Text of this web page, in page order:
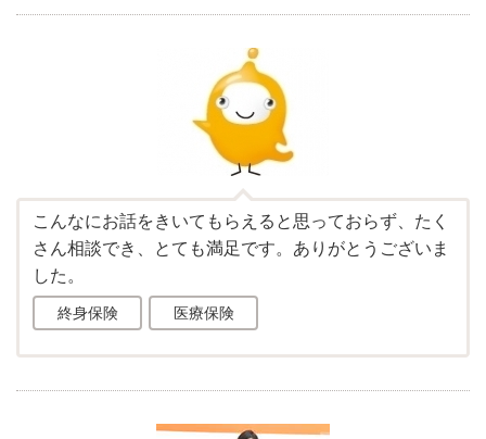
こんなにお話をきいてもらえると思っておらず、たく
さん相談でき、とても満足です。ありがとうございま
した。
終身保険 医療保険